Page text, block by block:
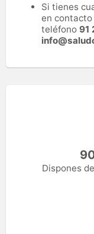
Si tienes
en
teléfono 91
Dispones